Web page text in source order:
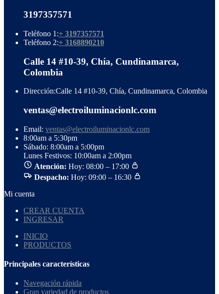
3197357571
Teléfono 1:+ 3197357571
Teléfono 2:+ 3168890210
Calle 14 #10-39, Chía, Cundinamarca,
Colombia
Dirección:Calle 14 #10-39, Chía, Cundinamarca, Colombia
ventas@electroiluminacionlc.com
Email: ventas@electroiluminacionlc.com
8:00am a 5:30pm
Sábado: 8:00am a 5:00pm
Lunes Festivos: 10:00am a 2:00pm
Atención: Hoy: 08:00 – 17:00
Despacho: Hoy: 09:00 – 16:30
Mi cuenta
CREAR CUENTA
INGRESAR
INICIO
PRODUCTOS
Principales características
Navegación rápida
Gran variedad de productos